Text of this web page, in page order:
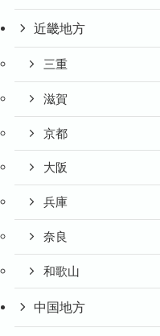
近畿地方
三重
滋賀
京都
大阪
兵庫
奈良
和歌山
中国地方